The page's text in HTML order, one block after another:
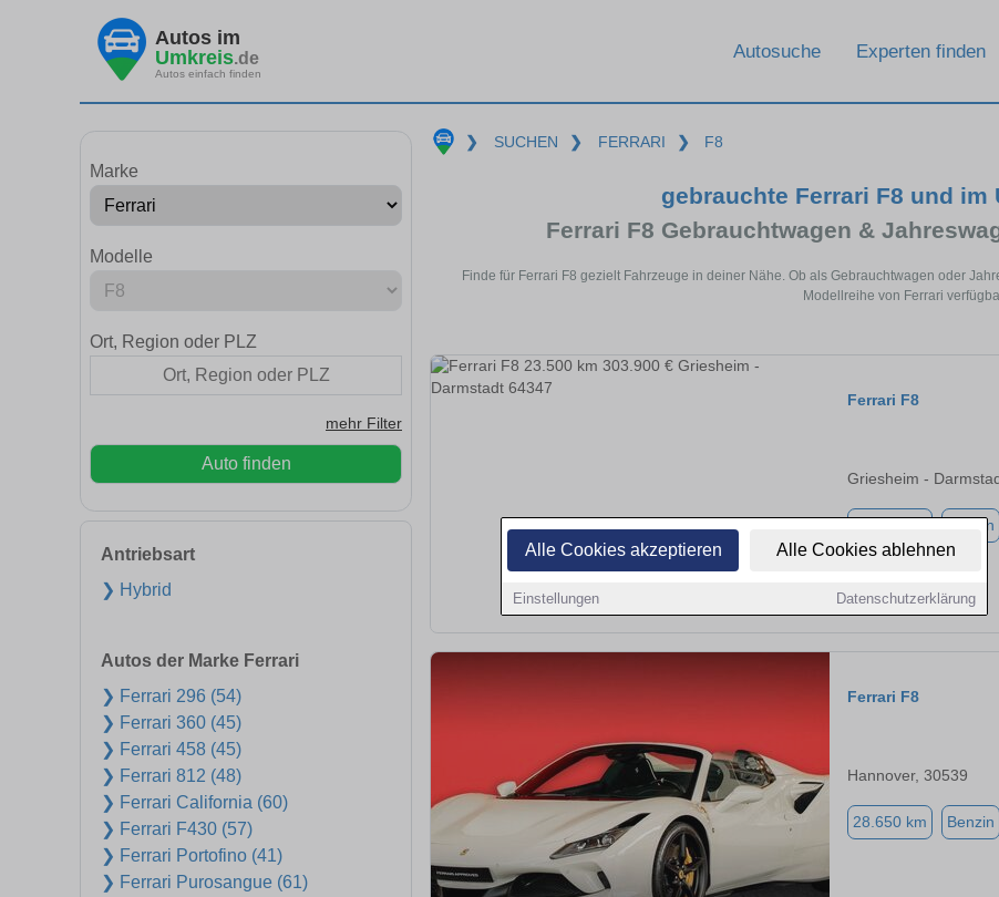
Alle Cookies akzeptieren Alle Cookies ablehnen
Einstellungen Datenschutzerklärung
Autos im
Umkreis.de
Autos einfach finden
Autosuche Experten finden
Marke
Modelle
Ort, Region oder PLZ
mehr Filter
Auto finden
Antriebsart
❯ Hybrid
Autos der Marke Ferrari
❯ Ferrari 296 (54)
❯ Ferrari 360 (45)
❯ Ferrari 458 (45)
❯ Ferrari 812 (48)
❯ Ferrari California (60)
❯ Ferrari F430 (57)
❯ Ferrari Portofino (41)
❯ Ferrari Purosangue (61)
❯ SUCHEN ❯ FERRARI ❯ F8
gebrauchte Ferrari F8 und im
Ferrari F8 Gebrauchtwagen &
Finde für Ferrari F8 gezielt Fahrzeuge in deiner Nähe. Ob als Gebrauchtwagen oder
Modellreihe von Ferrari
Ferrari F8
Griesheim -
Benzin
Ferrari F8
Hannover, 30539
28.650 km Benzin